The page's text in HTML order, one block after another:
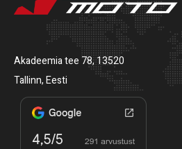
Akadeemia tee 78, 13520
Tallinn, Eesti